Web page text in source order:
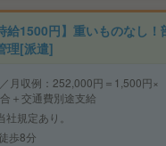
給1500円】重いものなし
理[派遣]
月収例：252,000円＝1,500円×
＋交通費別途支給
規定あり。
歩8分